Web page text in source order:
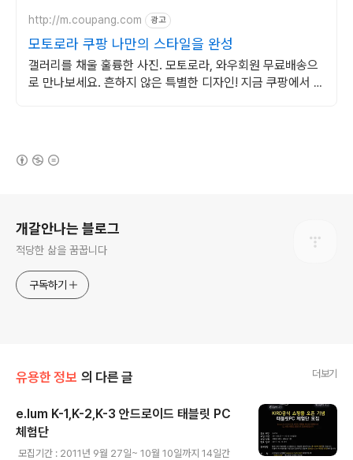
http://m.coupang.com 광고
모토로라 쿠팡 나만의 스타일을 완성
갤러리를 채울 훌륭한 사진. 모토로라, 와우회원 무료배송으
로 만나보세요. 흔하지 않은 특별한 디자인! 지금 쿠팡에서 다
개갈안나는 블로그
적당한 삶을 꿈꿉니다
구독하기
유용한 정보 의 다른 글 더보기
e.lum K-1,K-2,K-3 안드로이드 태블릿 PC
체험단
모집기간 : 2011년 9월 27일~ 10월 10일까지 14일간